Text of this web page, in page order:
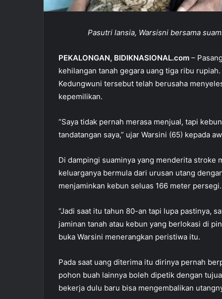
Pasutri lansia, Warsisni bersama
PEKALONGAN, BIDIKNASIONAL.com –
kehilangan tanah gegara uang tiga ribu
Kedungwuni tersebut telah berusaha
kepemilikan.
“Saya tidak pernah merasa menjual, tapi
tandatangan saya,” ujar Warsini (65) kepada
Di dampingi suaminya yang menderita stroke
keluarganya bermula dari urusan utang
menjaminkan kebun seluas 166 meter persegi.
“Jadi saat itu tahun 80-an tapi lupa pastinya,
jaminan tanah atau kebun yang berlokasi di
buka Warsini menerangkan peristiwa itu.
Pada saat uang diterima itu dirinya pernah
pohon buah lainnya boleh dipetik dengan
bekerja dulu baru bisa mengembalikan